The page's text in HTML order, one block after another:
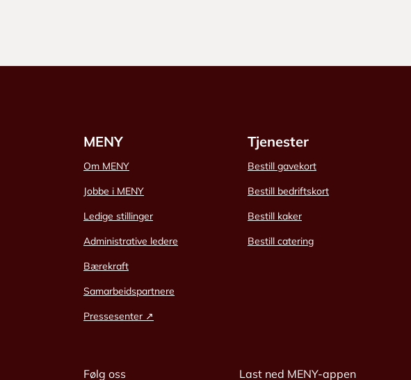
MENY
Om MENY
Jobbe i MENY
Ledige stillinger
Administrative ledere
Bærekraft
Samarbeidspartnere
Pressesenter ↗
Tjenester
Bestill gavekort
Bestill bedriftskort
Bestill kaker
Bestill catering
Følg oss Last ned MENY-appen